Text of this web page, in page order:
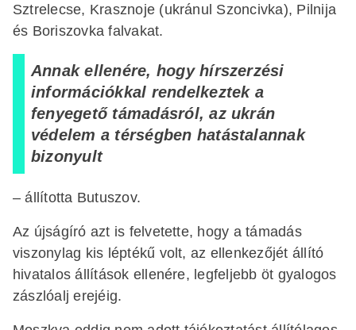
Sztrelecse, Krasznoje (ukránul Szoncivka), Pilnija
és Boriszovka falvakat.
Annak ellenére, hogy hírszerzési
információkkal rendelkeztek a
fenyegető támadásról, az ukrán
védelem a térségben hatástalannak
bizonyult
– állította Butuszov.
Az újságíró azt is felvetette, hogy a támadás
viszonylag kis léptékű volt, az ellenkezőjét állító
hivatalos állítások ellenére, legfeljebb öt gyalogos
zászlóalj erejéig.